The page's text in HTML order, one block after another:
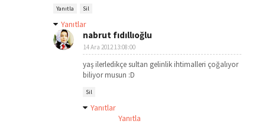
Yanıtla Sil
Yanıtlar
nabrut fıdıllıoğlu
14 Ara 2012 13:08:00
yaş ilerledikçe sultan gelinlik ihtimalleri çoğalıyor
biliyor musun :D
Sil
Yanıtlar
Yanıtla